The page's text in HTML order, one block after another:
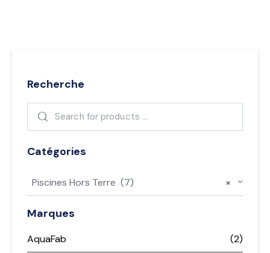
Recherche
Catégories
×
Piscines Hors Terre (7)
Marques
AquaFab (2)